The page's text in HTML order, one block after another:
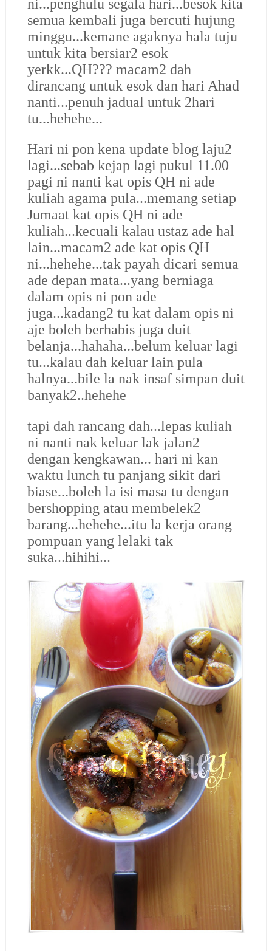
ni...penghulu segala hari...besok kita
semua kembali juga bercuti hujung
minggu...kemane agaknya hala tuju
untuk kita bersiar2 esok
yerkk...QH??? macam2 dah
dirancang untuk esok dan hari Ahad
nanti...penuh jadual untuk 2hari
tu...hehehe...
Hari ni pon kena update blog laju2
lagi...sebab kejap lagi pukul 11.00
pagi ni nanti kat opis QH ni ade
kuliah agama pula...memang setiap
Jumaat kat opis QH ni ade
kuliah...kecuali kalau ustaz ade hal
lain...macam2 ade kat opis QH
ni...hehehe...tak payah dicari semua
ade depan mata...yang berniaga
dalam opis ni pon ade
juga...kadang2 tu kat dalam opis ni
aje boleh berhabis juga duit
belanja...hahaha...belum keluar lagi
tu...kalau dah keluar lain pula
halnya...bile la nak insaf simpan duit
banyak2..hehehe
tapi dah rancang dah...lepas kuliah
ni nanti nak keluar lak jalan2
dengan kengkawan... hari ni kan
waktu lunch tu panjang sikit dari
biase...boleh la isi masa tu dengan
bershopping atau membelek2
barang...hehehe...itu la kerja orang
pompuan yang lelaki tak
suka...hihihi...